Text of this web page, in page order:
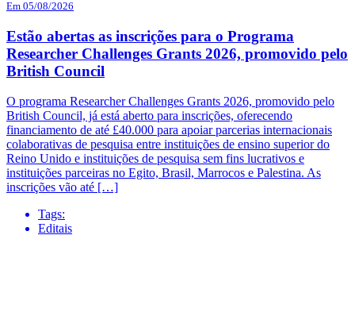
Em 05/08/2026
Estão abertas as inscrições para o Programa
Researcher Challenges Grants 2026, promovido pelo
British Council
O programa Researcher Challenges Grants 2026, promovido pelo
British Council, já está aberto para inscrições, oferecendo
financiamento de até £40.000 para apoiar parcerias internacionais
colaborativas de pesquisa entre instituições de ensino superior do
Reino Unido e instituições de pesquisa sem fins lucrativos e
instituições parceiras no Egito, Brasil, Marrocos e Palestina. As
inscrições vão até […]
Tags:
Editais